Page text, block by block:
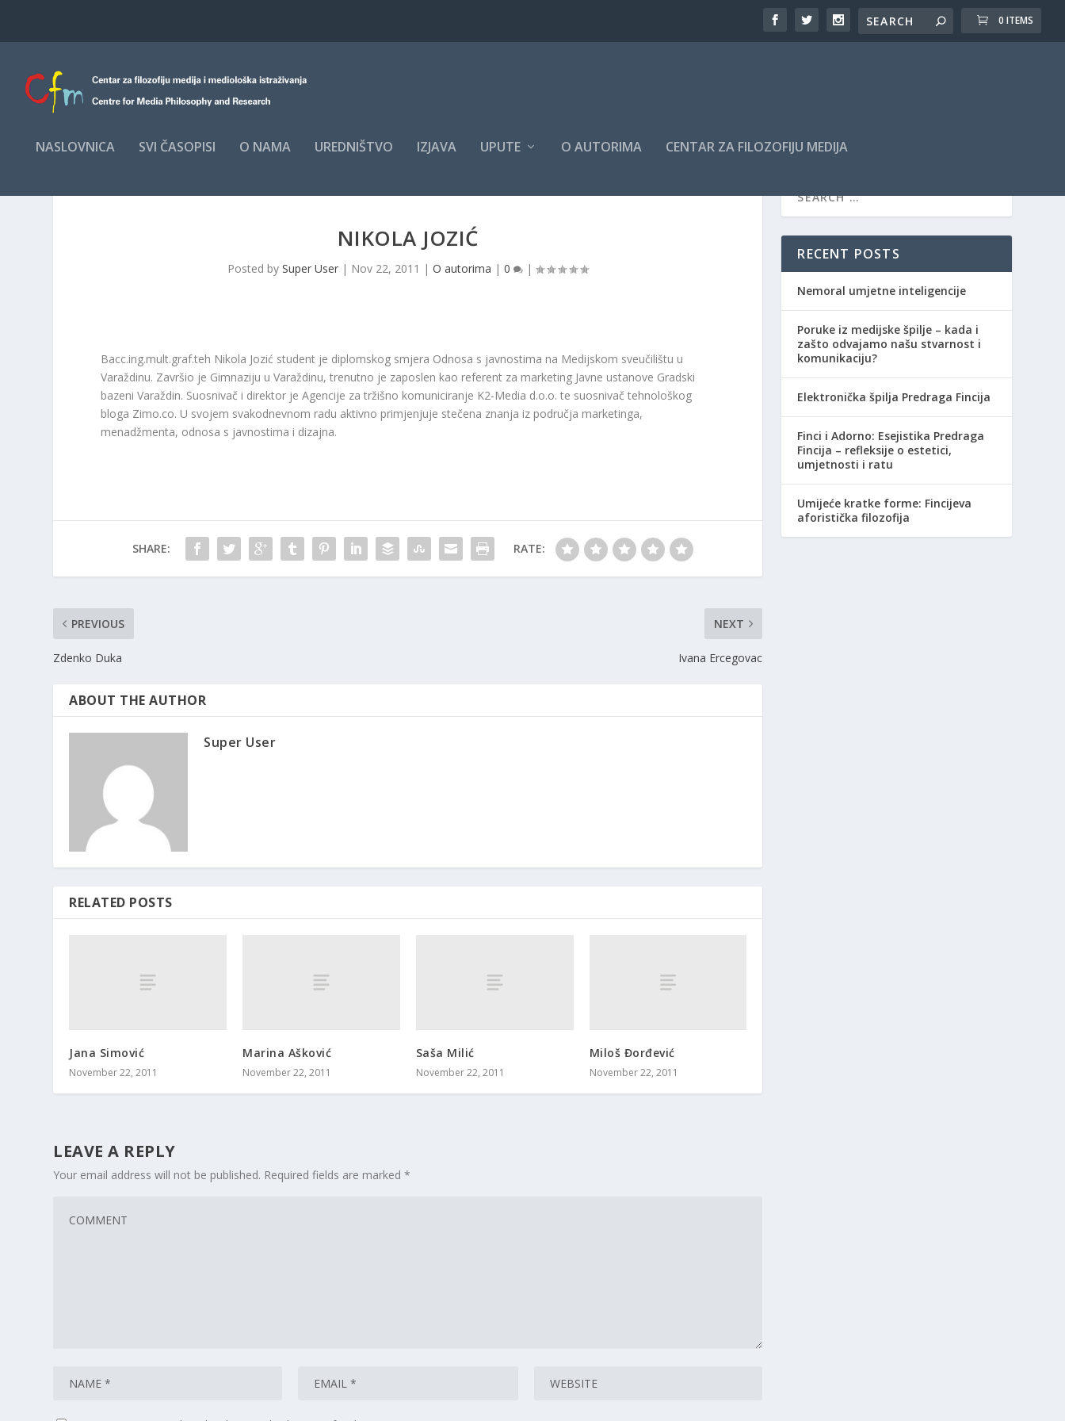
0 ITEMS
NASLOVNICA SVI ČASOPISI O NAMA UREDNIŠTVO IZJAVA UPUTE O AUTORIMA CENTAR ZA FILOZOFIJU MEDIJA
NIKOLA JOZIĆ
Posted bySuper User | Nov 22, 2011 |O autorima |0 |
Bacc.ing.mult.graf.teh Nikola Jozić student je diplomskog smjera Odnosa s javnostima na Medijskom sveučilištu u
Varaždinu. Završio je Gimnaziju u Varaždinu, trenutno je zaposlen kao referent za marketing Javne ustanove Gradski
bazeni Varaždin. Suosnivač i direktor je Agencije za tržišno komuniciranje K2-Media d.o.o. te suosnivač tehnološkog
bloga Zimo.co. U svojem svakodnevnom radu aktivno primjenjuje stečena znanja iz područja marketinga,
menadžmenta, odnosa s javnostima i dizajna.
SHARE: RATE:
PREVIOUS
Zdenko Duka
NEXT
Ivana Ercegovac
ABOUT THE AUTHOR
Super User
RELATED POSTS
Jana Simović
November 22, 2011
Marina Ašković
November 22, 2011
Saša Milić
November 22, 2011
Miloš Đorđević
November 22, 2011
LEAVE A REPLY
Your email address will not be published. Required fields are marked*
RECENT POSTS
Nemoral umjetne inteligencije
Poruke iz medijske špilje – kada i
zašto odvajamo našu stvarnost i
komunikaciju?
Elektronička špilja Predraga Fincija
Finci i Adorno: Esejistika Predraga
Fincija – refleksije o estetici,
umjetnosti i ratu
Umijeće kratke forme: Fincijeva
aforistička filozofija